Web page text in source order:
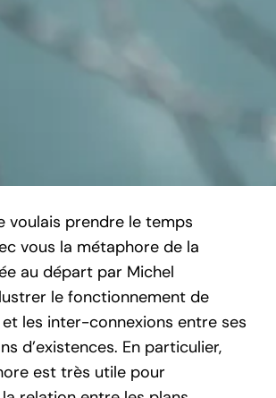
voulais prendre le temps
vous la métaphore de la
au départ par Michel
le fonctionnement de
et les inter-connexions entre ses
d’existences. En particulier,
est très utile pour